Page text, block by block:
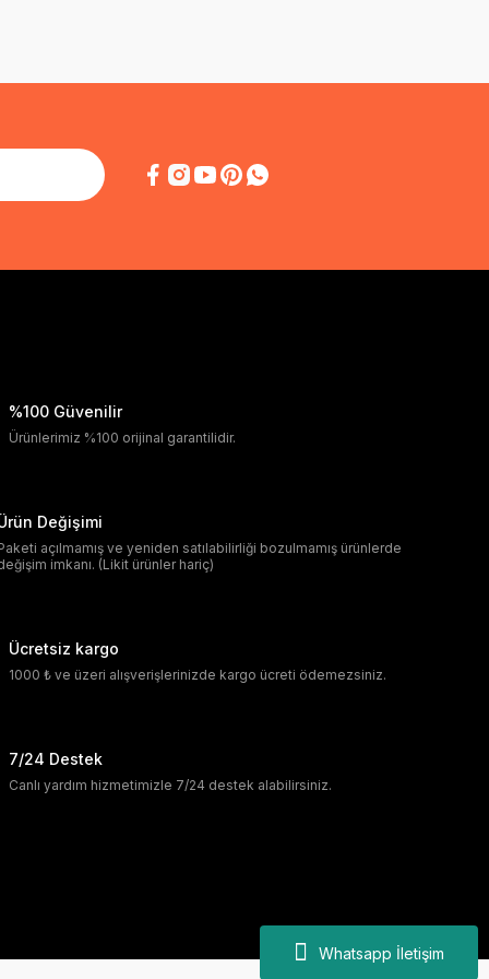
Whatsapp İletişim
%100 Güvenilir
Ürünlerimiz %100 orijinal garantilidir.
Değişimi
açılmamış ve yeniden satılabilirliği bozulmamış ürünlerde
imkanı. (Likit ürünler hariç)
Ücretsiz kargo
1000 ₺ ve üzeri alışverişlerinizde kargo ücreti ödemezsiniz.
7/24 Destek
Canlı yardım hizmetimizle 7/24 destek alabilirsiniz.